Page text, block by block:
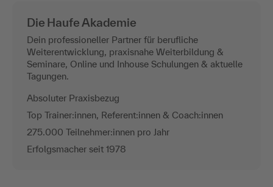
Die Haufe Akademie
Dein professioneller Partner für berufliche
Weiterentwicklung, praxisnahe Weiterbildung &
Seminare, Online und Inhouse Schulungen & aktuelle
Tagungen.
Absoluter Praxisbezug
Top Trainer:innen, Referent:innen & Coach:innen
275.000 Teilnehmer:innen pro Jahr
Erfolgsmacher seit 1978